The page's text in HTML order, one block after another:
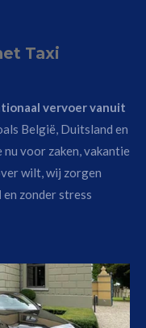
Taxi
vervoer vanuit
België, Duitsland en
nu voor zaken, vakantie
wilt, wij zorgen
en zonder stress